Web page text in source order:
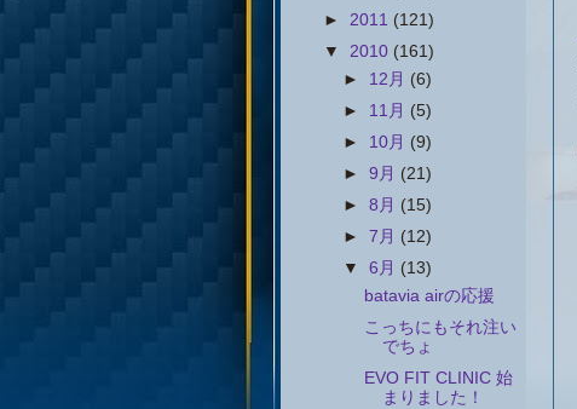
► 2011 (121)
▼ 2010 (161)
► 12月 (6)
► 11月 (5)
► 10月 (9)
►9月 (21)
►8月 (15)
►7月 (12)
▼6月 (13)
batavia airの応援
こっちにもそれ注い
でちょ
EVO FIT CLINIC 始
まりました！